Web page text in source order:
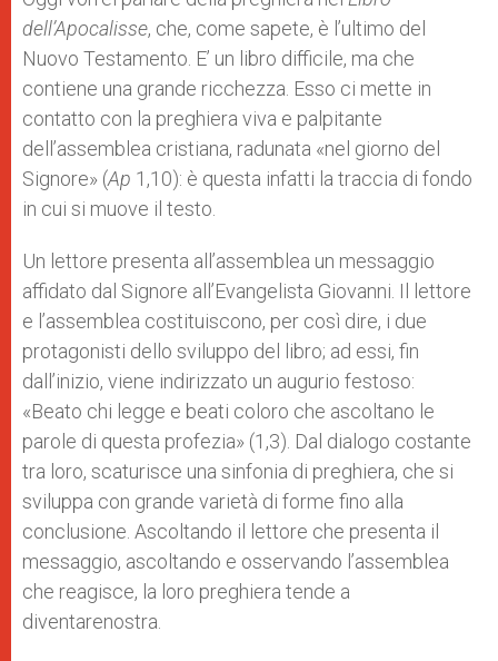
dell’Apocalisse, che, come sapete, è l’ultimo del
Nuovo Testamento. E’ un libro difficile, ma che
contiene una grande ricchezza. Esso ci mette in
contatto con la preghiera viva e palpitante
dell’assemblea cristiana, radunata «nel giorno del
Signore» (Ap 1,10): è questa infatti la traccia di fondo
in cui si muove il testo.
Un lettore presenta all’assemblea un messaggio
affidato dal Signore all’Evangelista Giovanni. Il lettore
e l’assemblea costituiscono, per così dire, i due
protagonisti dello sviluppo del libro; ad essi, fin
dall’inizio, viene indirizzato un augurio festoso:
«Beato chi legge e beati coloro che ascoltano le
parole di questa profezia» (1,3). Dal dialogo costante
tra loro, scaturisce una sinfonia di preghiera, che si
sviluppa con grande varietà di forme fino alla
conclusione. Ascoltando il lettore che presenta il
messaggio, ascoltando e osservando l’assemblea
che reagisce, la loro preghiera tende a
diventarenostra.